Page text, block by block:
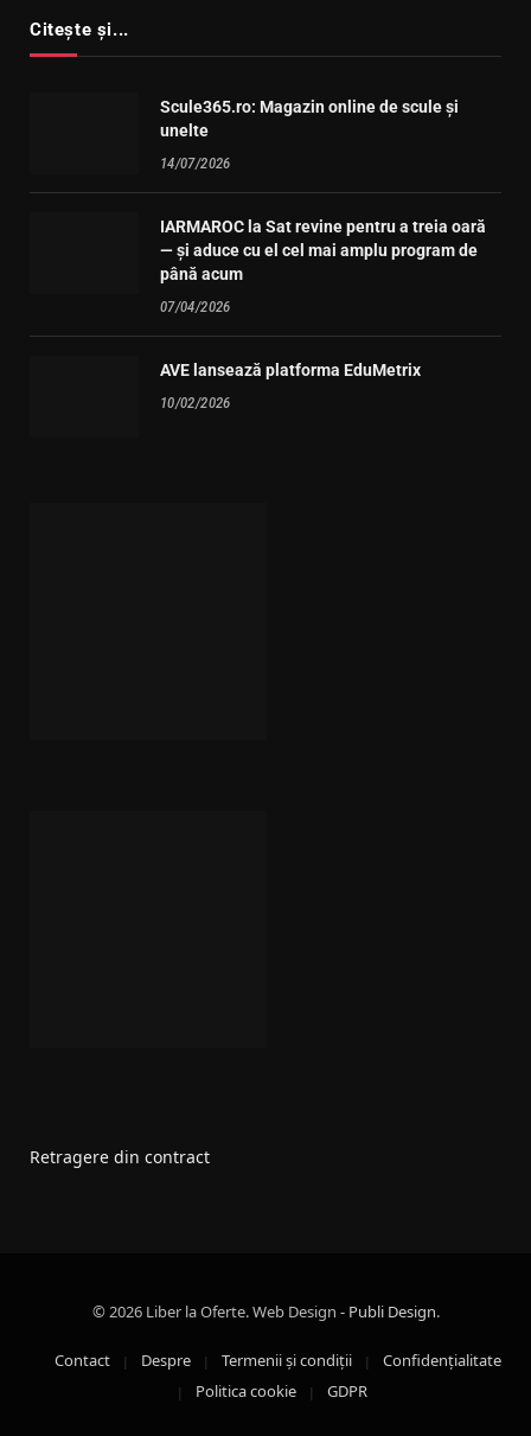
Citește și...
Scule365.ro: Magazin online de scule și
unelte
14/07/2026
IARMAROC la Sat revine pentru a treia oară
— și aduce cu el cel mai amplu program de
până acum
07/04/2026
AVE lansează platforma EduMetrix
10/02/2026
Retragere din contract
© 2026 Liber la Oferte. Web Design - Publi Design.
Contact Despre Termenii şi condiţii
Confidenţialitate
Politica cookie
GDPR